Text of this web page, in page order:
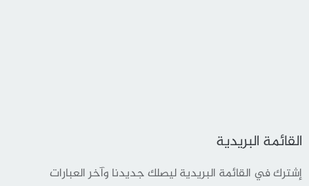
القائمة البريدية
إشترك في القائمة البريدية ليصلك جديدنا وآخر العبارات